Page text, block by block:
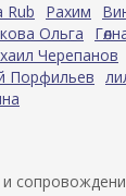
Rub Рахим
Ольга
Черепанов
Порфильев